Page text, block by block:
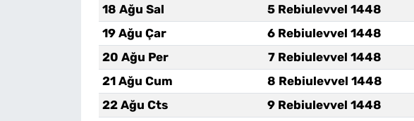
18 Ağu Sal
5 Rebiulevvel 1448
19 Ağu Çar
6 Rebiulevvel 1448
20 Ağu Per
7 Rebiulevvel 1448
21 Ağu Cum
8 Rebiulevvel 1448
22 Ağu Cts
9 Rebiulevvel 1448